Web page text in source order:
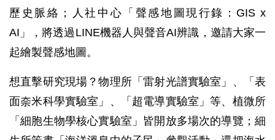
歷史脈絡；人社中心「聲感地圖現行錄：GIS x
AI」，將透過LINE機器人與聲音AI辨識，邀請大家一
起繪製聲感地圖。
想直擊研究現場？物理所「雷射光譜實驗室」、「表
面奈米科學實驗室」、「超電導實驗室」等、植微所
「細胞生物學核心實驗室」皆開放多場次的導覽；細